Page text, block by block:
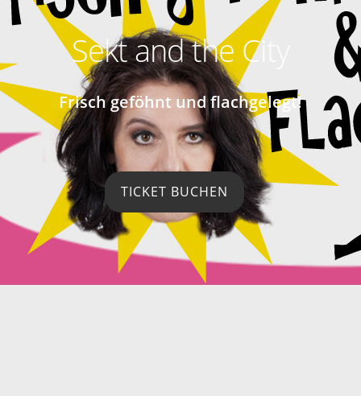
Sekt and the City
Frisch geföhnt und flachgelegt!
TICKET BUCHEN